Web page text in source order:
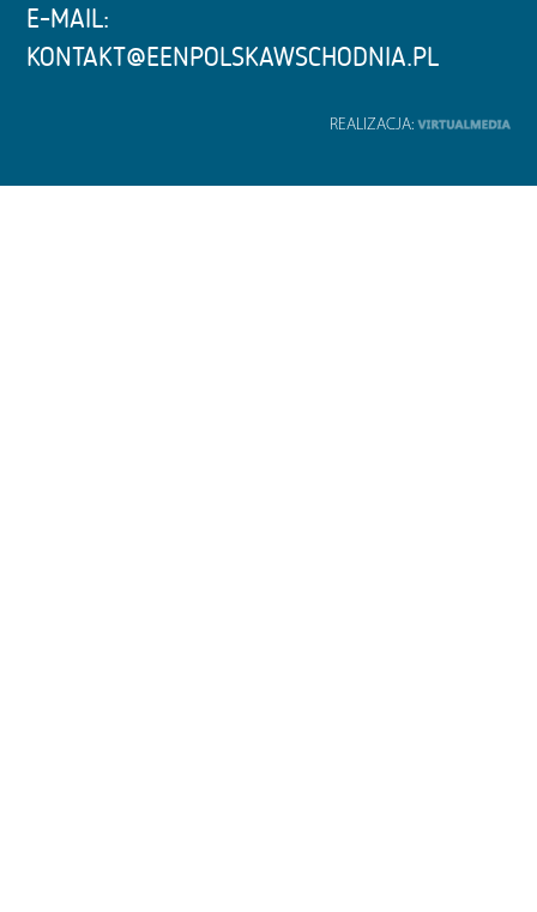
E-MAIL:
KONTAKT@EENPOLSKAWSCHODNIA.PL
REALIZACJA: